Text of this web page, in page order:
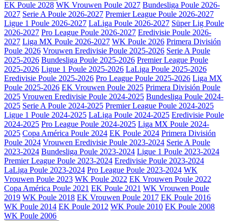
EK Poule 2028 WK Vrouwen Poule 2027 Bundesliga Poule 2026-
2027 Serie A Poule 2026-2027 Premier League Poule 2026-2027
Ligue 1 Poule 2026-2027 LaLiga Poule 2026-2027 Süper Lig Poule
2026-2027 Pro League Poule 2026-2027 Eredivisie Poule 2026-
2027 Liga MX Poule 2026-2027 WK Poule 2026 Primera División
Poule 2026 Vrouwen Eredivisie Poule 2025-2026 Serie A Poule
2025-2026 Bundesliga Poule 2025-2026 Premier League Poule
2025-2026 Ligue 1 Poule 2025-2026 LaLiga Poule 2025-2026
Eredivisie Poule 2025-2026 Pro League Poule 2025-2026 Liga MX
Poule 2025-2026 EK Vrouwen Poule 2025 Primera División Poule
2025 Vrouwen Eredivisie Poule 2024-2025 Bundesliga Poule 2024-
2025 Serie A Poule 2024-2025 Premier League Poule 2024-2025
Ligue 1 Poule 2024-2025 LaLiga Poule 2024-2025 Eredivisie Poule
2024-2025 Pro League Poule 2024-2025 Liga MX Poule 2024-
2025 Copa América Poule 2024 EK Poule 2024 Primera División
Poule 2024 Vrouwen Eredivisie Poule 2023-2024 Serie A Poule
2023-2024 Bundesliga Poule 2023-2024 Ligue 1 Poule 2023-2024
Premier League Poule 2023-2024 Eredivisie Poule 2023-2024
LaLiga Poule 2023-2024 Pro League Poule 2023-2024 WK
Vrouwen Poule 2023 WK Poule 2022 EK Vrouwen Poule 2022
Copa América Poule 2021 EK Poule 2021 WK Vrouwen Poule
2019 WK Poule 2018 EK Vrouwen Poule 2017 EK Poule 2016
WK Poule 2014 EK Poule 2012 WK Poule 2010 EK Poule 2008
WK Poule 2006